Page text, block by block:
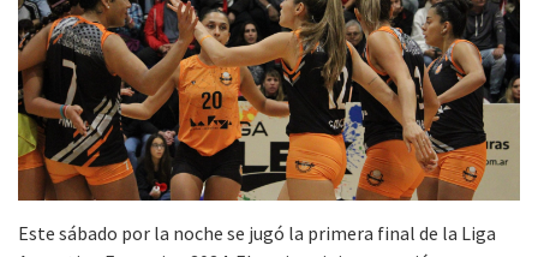
Este sábado por la noche se jugó la primera final de la Liga